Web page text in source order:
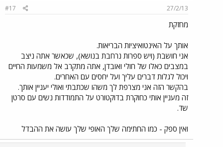
27/2/13
#17
מחזקת
אותך על האינטואיציות הבריאות.
אני חושבת (ויש ספרות נרחבת בנושא), שכאשר אתה ניצב
במצבים כאלו של חולי ואובדן, אתה מתקרב אל משמעות החיים
ויכול לגלות דברים עליך ועל יחסים עם האחרים.
בהקשר הזה אני מצרפת לך משהו שכתבתי ואולי יעניין אותך.
זה מעניין אותי כחוקרת בדוקטורט על התמודדות נשים עם סרטן
שד.
ואין ספק - כמו החתימה שלך האופי שלך עושה את ההבדל